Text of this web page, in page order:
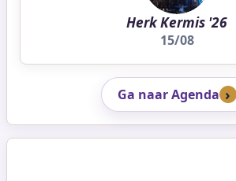
Herk Kermis '26
15/08
Ga naar Agenda